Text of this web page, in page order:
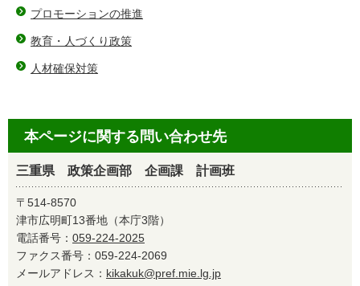
プロモーションの推進
教育・人づくり政策
人材確保対策
本ページに関する問い合わせ先
三重県 政策企画部 企画課 計画班
〒514-8570
津市広明町13番地（本庁3階）
電話番号： 059-224-2025
ファクス番号：059-224-2069
メールアドレス： kikakuk@pref.mie.lg.jp